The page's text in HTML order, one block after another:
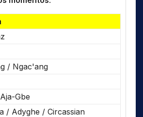
/ Ngac'ang
Gbe
/ Adyghe / Circassian